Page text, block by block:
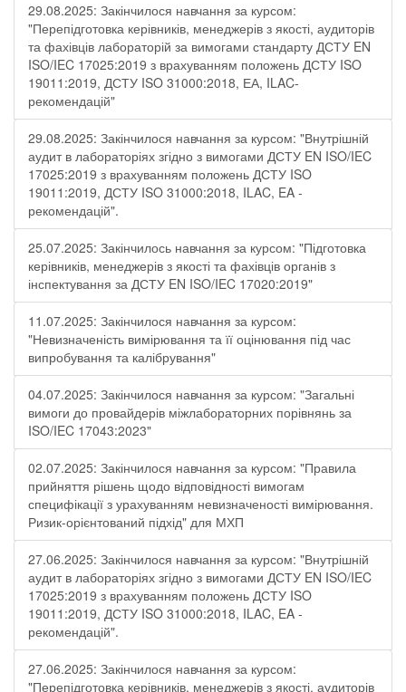
29.08.2025: Закінчилося навчання за курсом:
"Перепідготовка керівників, менеджерів з якості, аудиторів
та фахівців лабораторій за вимогами стандарту ДСТУ EN
ISO/IEC 17025:2019 з врахуванням положень ДСТУ ISO
19011:2019, ДСТУ ISO 31000:2018, ЕА, ILAC-
рекомендацій"
29.08.2025: Закінчилося навчання за курсом: "Внутрішній
аудит в лабораторіях згідно з вимогами ДСТУ EN ISO/IEC
17025:2019 з врахуванням положень ДСТУ ISO
19011:2019, ДСТУ ISO 31000:2018, ILAC, EA -
рекомендацій".
25.07.2025: Закінчилось навчання за курсом: "Підготовка
керівників, менеджерів з якості та фахівців органів з
інспектування за ДСТУ EN ISO/IEC 17020:2019"
11.07.2025: Закінчилося навчання за курсом:
"Невизначеність вимірювання та її оцінювання під час
випробування та калібрування"
04.07.2025: Закінчилося навчання за курсом: "Загальні
вимоги до провайдерів міжлабораторних порівнянь за
ISO/IEC 17043:2023"
02.07.2025: Закінчилося навчання за курсом: "Правила
прийняття рішень щодо відповідності вимогам
специфікації з урахуванням невизначеності вимірювання.
Ризик-орієнтований підхід" для МХП
27.06.2025: Закінчилося навчання за курсом: "Внутрішній
аудит в лабораторіях згідно з вимогами ДСТУ EN ISO/IEC
17025:2019 з врахуванням положень ДСТУ ISO
19011:2019, ДСТУ ISO 31000:2018, ILAC, EA -
рекомендацій".
27.06.2025: Закінчилося навчання за курсом:
"Перепідготовка керівників, менеджерів з якості, аудиторів